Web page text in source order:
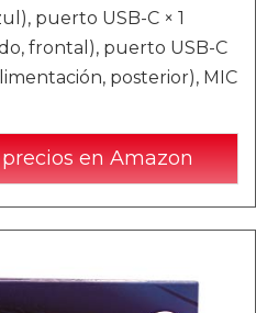
puerto USB-C × 1
frontal), puerto USB-C
posterior), MIC
en Amazon